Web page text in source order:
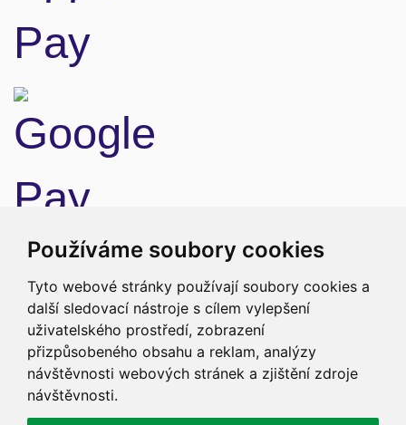
Používáme soubory cookies
Tyto webové stránky používají soubory cookies a
další sledovací nástroje s cílem vylepšení
uživatelského prostředí, zobrazení
přizpůsobeného obsahu a reklam, analýzy
návštěvnosti webových stránek a zjištění zdroje
návštěvnosti.
Doprava